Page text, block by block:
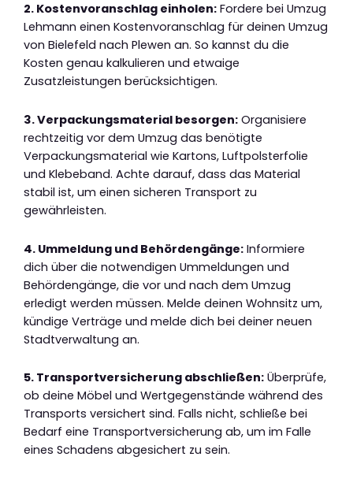
2. Kostenvoranschlag einholen: Fordere bei Umzug
Lehmann einen Kostenvoranschlag für deinen Umzug
von Bielefeld nach Plewen an. So kannst du die
Kosten genau kalkulieren und etwaige
Zusatzleistungen berücksichtigen.
3. Verpackungsmaterial besorgen: Organisiere
rechtzeitig vor dem Umzug das benötigte
Verpackungsmaterial wie Kartons, Luftpolsterfolie
und Klebeband. Achte darauf, dass das Material
stabil ist, um einen sicheren Transport zu
gewährleisten.
4. Ummeldung und Behördengänge: Informiere
dich über die notwendigen Ummeldungen und
Behördengänge, die vor und nach dem Umzug
erledigt werden müssen. Melde deinen Wohnsitz um,
kündige Verträge und melde dich bei deiner neuen
Stadtverwaltung an.
5. Transportversicherung abschließen: Überprüfe,
ob deine Möbel und Wertgegenstände während des
Transports versichert sind. Falls nicht, schließe bei
Bedarf eine Transportversicherung ab, um im Falle
eines Schadens abgesichert zu sein.